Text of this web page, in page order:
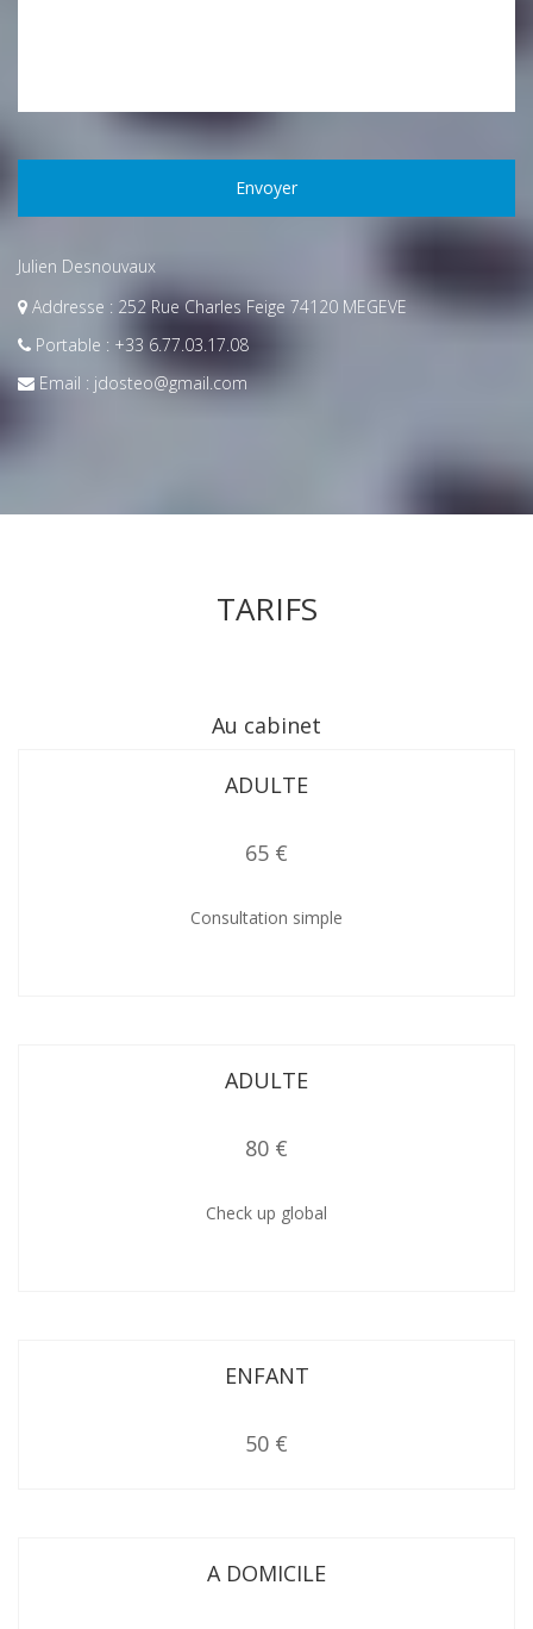
Envoyer
Julien Desnouvaux
Addresse : 252 Rue Charles Feige 74120 MEGEVE
Portable : +33 6.77.03.17.08
Email : jdosteo@gmail.com
TARIFS
Au cabinet
ADULTE
65 €
Consultation simple
ADULTE
80 €
Check up global
ENFANT
50 €
A DOMICILE